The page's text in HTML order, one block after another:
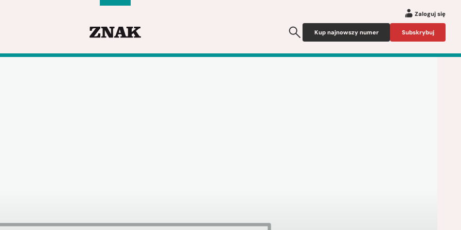
Zaloguj się
Kup najnowszy numer Subskrybuj